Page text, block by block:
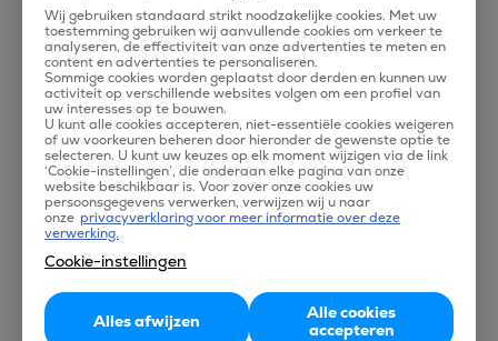
de Pacifische Oceaan en tropische regenwouden. Deze
tropische regenwouden zijn vitaal voor het functioneren van
het Panama Canal. Ze voorzien het kanaal van water wat
deze nodig heeft voor zijn werking.
Panama City heeft niet alleen water, maar ook een
historische binnenstad en het Metropolitan Nature Park wat
unieke vogelsoorten en andere dieren laat zien. De sfeer in de
stad is aangenaam met de vele toeristische attracties en
bezienswaardigheden. Vliegen naar Panama City doe je met
aanspreken.
Wij gebruiken standaard strikt noodzakelijke cookies. Met uw
toestemming gebruiken wij aanvullende cookies om verkeer te
analyseren, de effectiviteit van onze advertenties te meten en
content en advertenties te personaliseren.
Sommige cookies worden geplaatst door derden en kunnen uw
activiteit op verschillende websites volgen om een profiel van
uw interesses op te bouwen.
U kunt alle cookies accepteren, niet-essentiële cookies weigeren
of uw voorkeuren beheren door hieronder de gewenste optie te
selecteren. U kunt uw keuzes op elk moment wijzigen via de link
‘Cookie-instellingen’, die onderaan elke pagina van onze
website beschikbaar is. Voor zover onze cookies uw
persoonsgegevens verwerken, verwijzen wij u naar
onze privacyverklaring voor meer informatie over deze
verwerking.
Cookie-instellingen
Alles afwijzen
Alle cookies
accepteren